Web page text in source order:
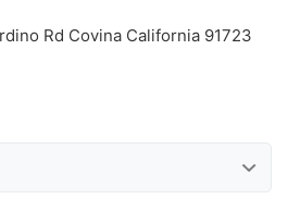
Rd Covina California 91723